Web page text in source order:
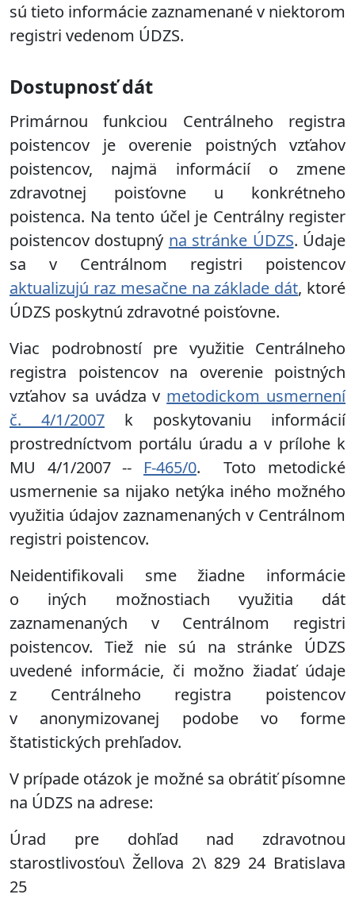
sú tieto informácie zaznamenané v niektorom
registri vedenom ÚDZS.
Dostupnosť dát
Primárnou funkciou Centrálneho registra
poistencov je overenie poistných vzťahov
poistencov, najmä informácií o zmene
zdravotnej poisťovne u konkrétneho
poistenca. Na tento účel je Centrálny register
poistencov dostupný na stránke ÚDZS. Údaje
sa v Centrálnom registri poistencov
aktualizujú raz mesačne na základe dát, ktoré
ÚDZS poskytnú zdravotné poisťovne.
Viac podrobností pre využitie Centrálneho
registra poistencov na overenie poistných
vzťahov sa uvádza v metodickom usmernení
č. 4/1/2007 k poskytovaniu informácií
prostredníctvom portálu úradu a v prílohe k
MU 4/1/2007 -- F-465/0. Toto metodické
usmernenie sa nijako netýka iného možného
využitia údajov zaznamenaných v Centrálnom
registri poistencov.
Neidentifikovali sme žiadne informácie
o iných možnostiach využitia dát
zaznamenaných v Centrálnom registri
poistencov. Tiež nie sú na stránke ÚDZS
uvedené informácie, či možno žiadať údaje
z Centrálneho registra poistencov
v anonymizovanej podobe vo forme
štatistických prehľadov.
V prípade otázok je možné sa obrátiť písomne
na ÚDZS na adrese:
Úrad pre dohľad nad zdravotnou
starostlivosťou\ Žellova 2\ 829 24 Bratislava
25